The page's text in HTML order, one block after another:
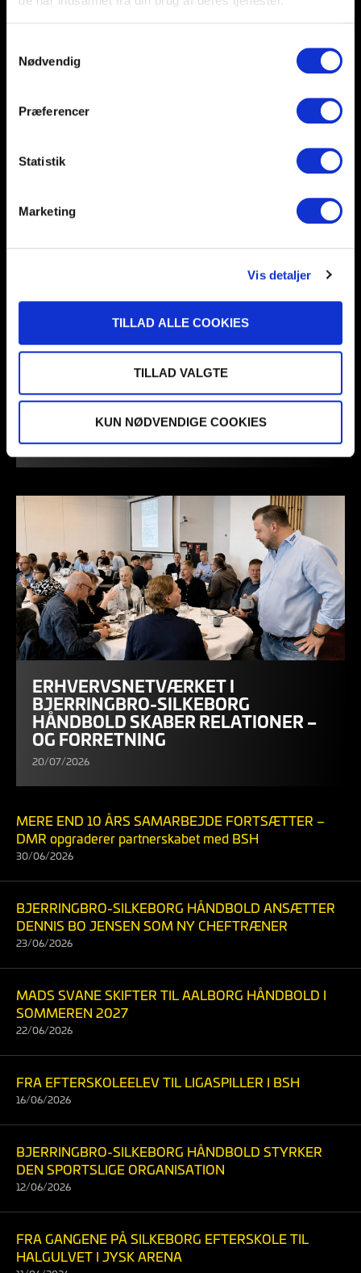
Nødvendig
Præferencer
Statistik
Marketing
Vis detaljer
TILLAD ALLE COOKIES
TILLAD VALGTE
KUN NØDVENDIGE COOKIES
SPONSOR
ÉT AF DANMARKS STÆRKESTE NETVÆRK
BSH HENTER DET NORSKE
STORTALENT CILJAN SAGOSEN
31/07/2026
ERHVERVSNETVÆRKET I
BJERRINGBRO-SILKEBORG
HÅNDBOLD SKABER RELATIONER –
OG FORRETNING
20/07/2026
MERE END 10 ÅRS SAMARBEJDE FORTSÆTTER –
DMR opgraderer partnerskabet med BSH
30/06/2026
BJERRINGBRO-SILKEBORG HÅNDBOLD ANSÆTTER
DENNIS BO JENSEN SOM NY CHEFTRÆNER
23/06/2026
MADS SVANE SKIFTER TIL AALBORG HÅNDBOLD I
SOMMEREN 2027
22/06/2026
FRA EFTERSKOLEELEV TIL LIGASPILLER I BSH
16/06/2026
BJERRINGBRO-SILKEBORG HÅNDBOLD STYRKER
DEN SPORTSLIGE ORGANISATION
12/06/2026
FRA GANGENE PÅ SILKEBORG EFTERSKOLE TIL
HALGULVET I JYSK ARENA